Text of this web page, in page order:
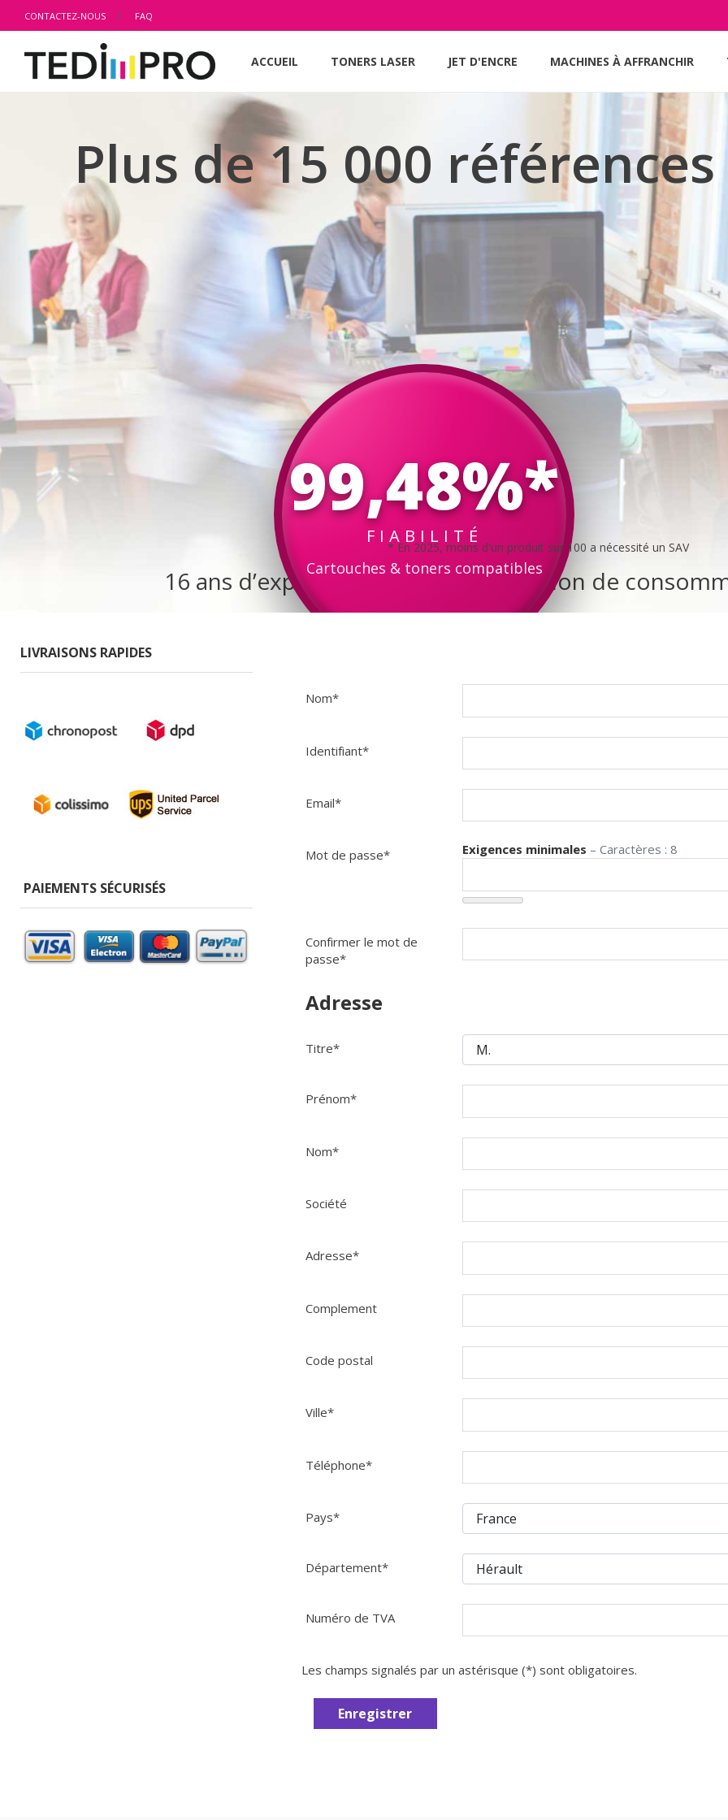
CONTACTEZ-NOUS FAQ
ACCUEIL TONERS LASER JET D'ENCRE MACHINES À AFFRANCHIR
Plus de 15 000
16 ans d’expérience dans la distribution de
99,48%*
FIABILITÉ
Cartouches & toners compatibles
* En 2025, moins d'un produit sur 100 a nécessité un SAV
LIVRAISONS RAPIDES
PAIEMENTS SÉCURISÉS
Nom*
Identifiant*
Email*
Mot de passe* Exigences minimales – Caractères : 8
Confirmer le mot de
passe*
Adresse
Titre*
Prénom*
Nom*
Société
Adresse*
Complement
Code postal
Ville*
Téléphone*
Pays*
Département*
Numéro de TVA
Les champs signalés par un astérisque (*) sont obligatoires.
Enregistrer